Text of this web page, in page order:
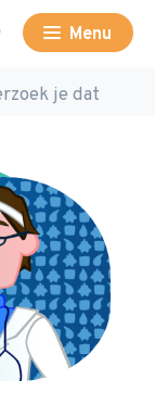
Menu
je dat